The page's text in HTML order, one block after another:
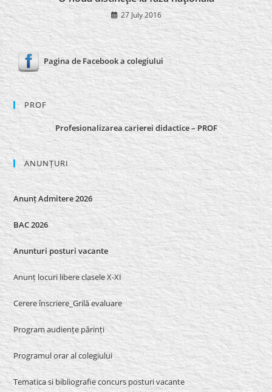
27 July 2016
Pagina de Facebook a colegiului
PROF
Profesionalizarea carierei didactice – PROF
ANUNȚURI
Anunț Admitere 2026
BAC 2026
Anunturi posturi vacante
Anunț locuri libere clasele X-XI
Cerere înscriere_Grilă evaluare
Program audiențe părinți
Programul orar al colegiului
Tematica si bibliografie concurs posturi vacante